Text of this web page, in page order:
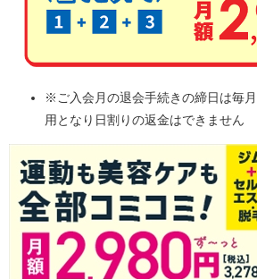
※ご入会月の退会手続きの締日は毎
用となり日割りの返金はできません